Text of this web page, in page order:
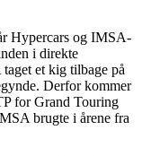
Hypercars og IMSA-
i direkte
et kig tilbage på
Derfor kommer
for Grand Touring
brugte i årene fra